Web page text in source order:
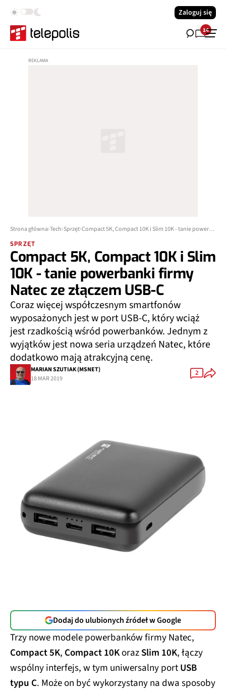
Zaloguj się
14
Strona główna Tech Sprzęt Compact 5K, Compact 10K i Slim 10K - tanie powerbanki firmy Natec ze złączem USB-C
SPRZĘT
Compact 5K, Compact 10K i Slim
10K - tanie powerbanki firmy
Natec ze złączem USB-C
Coraz więcej współczesnym smartfonów
wyposażonych jest w port USB-C, który wciąż
jest rzadkością wśród powerbanków. Jednym z
wyjątków jest nowa seria urządzeń Natec, które
dodatkowo mają atrakcyjną cenę.
MARIAN SZUTIAK (MSNET)
18 MAR 2019
2
Dodaj do ulubionych źródeł w Google
Trzy nowe modele powerbanków firmy Natec,
Compact 5K, Compact 10KorazSlim 10K, łączy
wspólny interfejs, w tym uniwersalny portUSB
typu C. Może on być wykorzystany na dwa sposoby